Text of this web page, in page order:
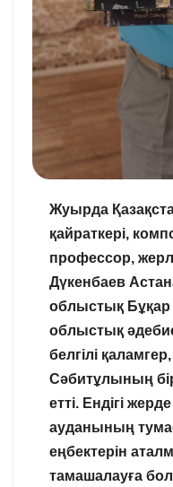
Жуырда
қайраткері,
профессор,
Дүкенбаев
облыстық
облыстық
белгілі
Сәбитұлының
етті. Ендігі
ауданының
еңбектерін
тамашалауға